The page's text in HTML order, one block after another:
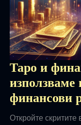
Таро и
използваме
финансови
Откройте скритите